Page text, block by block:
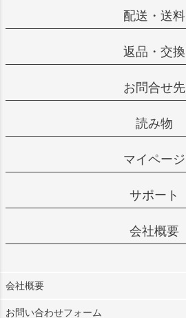
配送・送料
返品・交換
お問合せ先
読み物
マイページ
サポート
会社概要
会社概要
お問い合わせフォーム